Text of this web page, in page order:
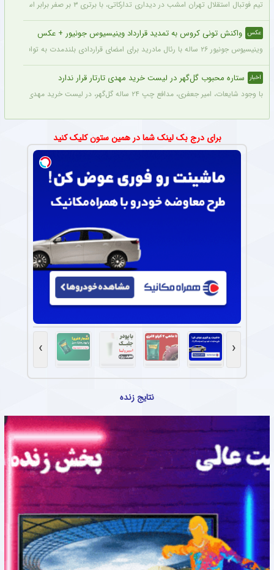
تیم فوتبال استقلال تهران امشب در دیداری تدارکاتی، با برتری ۳ بر صفر برابر استقلال خوزستان، با دبل سعید سحرخیزان و گل یاسر آسانی پیروز شد.
عکس واکنش تونی کروس به تمدید قرارداد وینیسیوس جونیور + عکس
وینیسیوس جونیور ۲۶ ساله با رئال مادرید برای امضای قراردادی بلندمدت به توافق رسید که او را تا سال ۲۰۳۲ در سانتیاگو برنابئو نگه خواهد داشت و به شایعات درباره احتمال جدایی‌اش از این باشگاه پایان می‌دهد.
اخبار ستاره محبوب گل‌گهر در لیست خرید مهدی تارتار قرار ندارد
با وجود شایعات، امیر جعفری، مدافع چپ ۲۴ ساله گل‌گهر، در لیست خرید مهدی تارتار قرار ندارد.
برای درج بک لینک شما در همین ستون کلیک کنید
‹
›
نتایج زنده